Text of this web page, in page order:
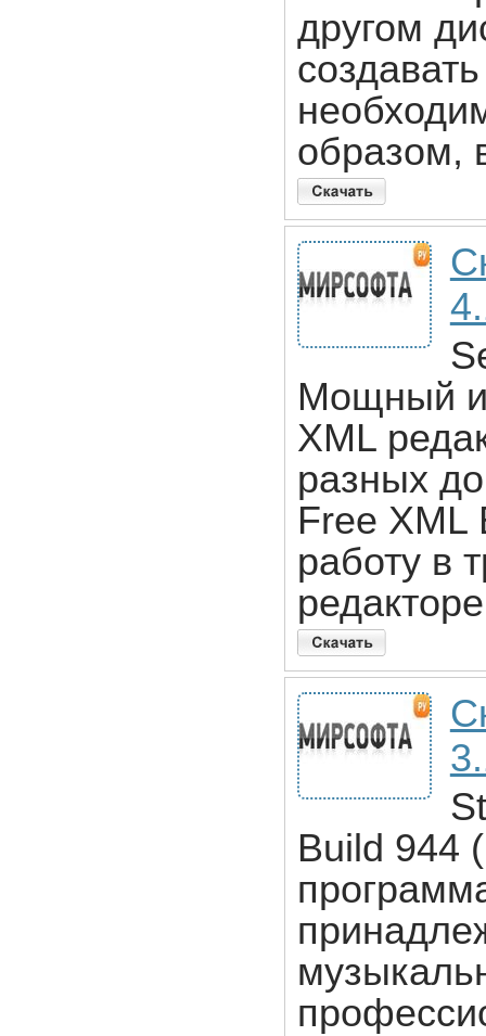
другом
образом,
Мощный и
XML
разных
Free XML
работу в
Build 944